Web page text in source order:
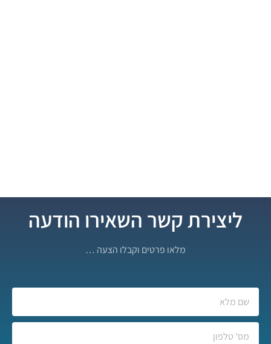
ליצירת קשר השאירו הודעה
מלאו פרטים וקבלו הצעה …